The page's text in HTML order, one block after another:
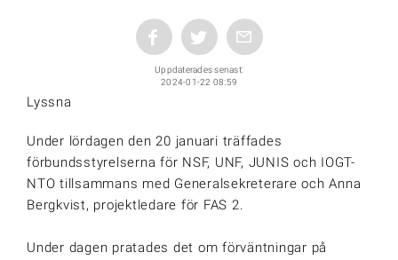
Uppdaterades senast:
2024-01-22 08:59
Lyssna
Under lördagen den 20 januari träffades
förbundsstyrelserna för NSF, UNF, JUNIS och IOGT-
NTO tillsammans med Generalsekreterare och Anna
Bergkvist, projektledare för FAS 2.
Under dagen pratades det om förväntningar på